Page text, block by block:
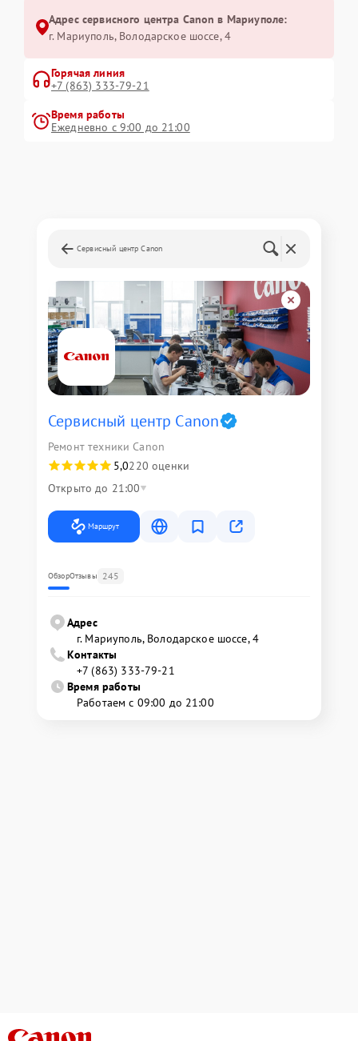
Адрес сервисного центра Canon в Мариуполе:
г. Мариуполь, Володарское шоссе, 4
Горячая линия
+7 (863) 333-79-21
Время работы
Ежедневно с 9:00 до 21:00
Сервисный центр Canon
Сервисный центр Canon
Ремонт техники Canon
5,0220 оценки
Открыто до 21:00
Маршрут
ОбзорОтзывы 245
Адрес
г. Мариуполь, Володарское шоссе, 4
Контакты
+7 (863) 333-79-21
Время работы
Работаем с 09:00 до 21:00